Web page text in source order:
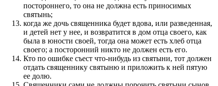
постороннего, то она не должна есть приносимых
святынь;
когда же дочь священника будет вдова, или разведенная,
и детей нет у нее, и возвратится в дом отца своего, как
была в юности своей, тогда она может есть хлеб отца
своего; а посторонний никто не должен есть его.
Кто по ошибке съест что-нибудь из святыни, тот должен
отдать священнику святыню и приложить к ней пятую
ее долю.